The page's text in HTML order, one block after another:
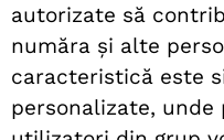
autorizate să
număra și alte
caracteristică este
personalizate,